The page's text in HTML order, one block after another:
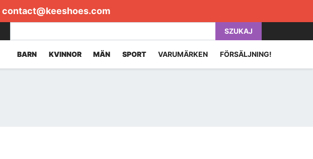
contact@keeshoes.com
SZUKAJ
BARN KVINNOR MÄN SPORT VARUMÄRKEN FÖRSÄLJNING!